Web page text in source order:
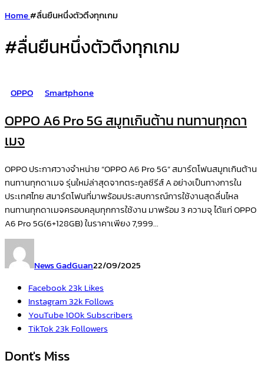
Home#ลื่นยืนหนึ่งตัวตึงทุกเกม
#ลื่นยืนหนึ่งตัวตึงทุกเกม
OPPO Smartphone
OPPO A6 Pro 5G สมูทเกินต้าน ทนทานทุกดา
เมจ
OPPO ประกาศวางจำหน่าย “OPPO A6 Pro 5G” สมาร์ตโฟนสมูทเกินต้าน
ทนทานทุกดาเมจ รุ่นใหม่ล่าสุดจากตระกูลซีรีส์ A อย่างเป็นทางการใน
ประเทศไทย สมาร์ตโฟนที่มาพร้อมประสบการณ์การใช้งานสุดลื่นไหล
ทนทานทุกดาเมจครอบคลุมทุกการใช้งาน มาพร้อม 3 ความจุ ได้แก่ OPPO
A6 Pro 5G(6+128GB) ในราคาเพียง 7,999...
News GadGuan22/09/2025
Facebook23k Likes
Instagram32k Follows
YouTube100kSubscribers
TikTok23k Followers
Dont's Miss